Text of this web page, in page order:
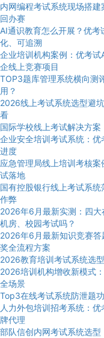
内网编程考试系统现场搭
回办赛
AI通识教育怎么开展？优考
化、可追溯
企业培训机构案例：优考
企线上竞赛项目
TOP3题库管理系统横向测
用？
2026线上考试系统选型避
看
国际学校线上考试解决方
企业安全培训考试系统：
进度
应急管理局线上培训考核
试落地
国有控股银行线上考试系
作弊
2026年6月最新实测：四
机房、校园考试吗？
2026年6月最新知识竞赛
奖全流程方案
2026教育培训考试系统选
2026培训机构增收新模式
全场景
Top3在线考试系统防泄题
人力外包培训招考系统：
牌代理
部队信创内网考试系统选